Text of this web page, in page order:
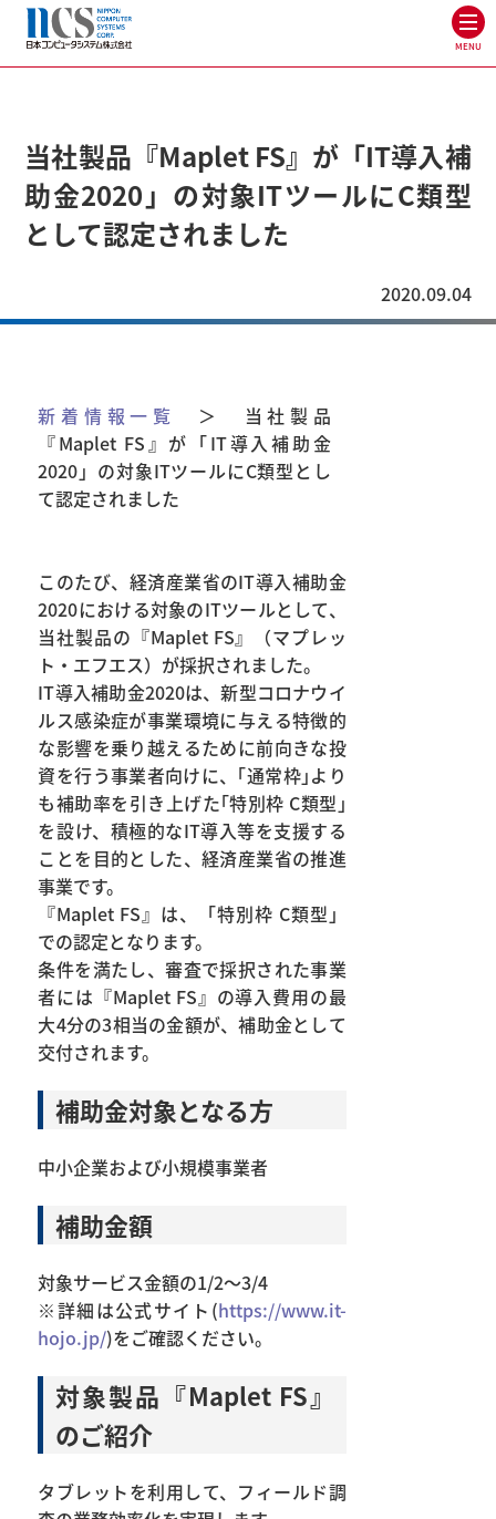
MENU
当社製品『Maplet FS』が「IT導入補
助金2020」の対象ITツールにC類型
として認定されました
2020.09.04
新着情報一覧
＞ 当社製品
『Maplet FS』が「IT導入補助金
2020」の対象ITツールにC類型とし
て認定されました
このたび、経済産業省のIT導入補助金
2020における対象のITツールとして、
当社製品の『Maplet FS』（マプレッ
ト・エフエス）が採択されました。
IT導入補助金2020は、新型コロナウイ
ルス感染症が事業環境に与える特徴的
な影響を乗り越えるために前向きな投
資を行う事業者向けに、｢通常枠｣より
も補助率を引き上げた｢特別枠 C類型｣
を設け、積極的なIT導入等を支援する
ことを目的とした、経済産業省の推進
事業です。
『Maplet FS』は、「特別枠 C類型」
での認定となります。
条件を満たし、審査で採択された事業
者には『Maplet FS』の導入費用の最
大4分の3相当の金額が、補助金として
交付されます。
補助金対象となる方
中小企業および小規模事業者
補助金額
対象サービス金額の1/2～3/4
※詳細は公式サイト(https://www.it-
hojo.jp/)をご確認ください。
対象製品『Maplet FS』
のご紹介
タブレットを利用して、フィールド調